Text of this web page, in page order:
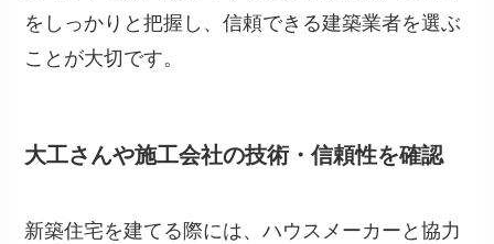
をしっかりと把握し、信頼できる建築業者を選ぶ
ことが大切です。
大工さんや施工会社の技術・信頼性を確認
新築住宅を建てる際には、ハウスメーカーと協力